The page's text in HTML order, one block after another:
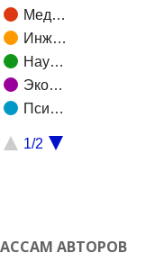
Мед…
Инж…
Нау…
Эко…
Пси…
1/2
АВТОРОВ